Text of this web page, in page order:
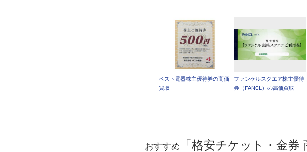
ベスト電器株主優待券の高価
買取
ファンケルスクエア株主優待
券（FANCL）の高価買取
おすすめ 「格安チケット・金券